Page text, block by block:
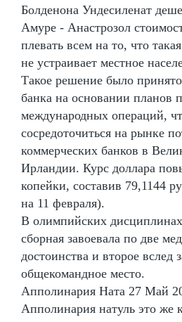
Болденона Ундесиленат
Амуре - Анастрозол
плевать всем на то, что
не устраивает местное
Такое решение было
банка на основании планов
международных операций,
сосредоточиться на рынке
коммерческих банков в
Ирландии. Курс доллара
копейки, составив 79,1144
на 11 февраля).
В олимпийских
сборная завоевала по две
достоинства и второе вслед
общекомандное место.
Апполинария Ната 27 Май
Апполинария натуль это же